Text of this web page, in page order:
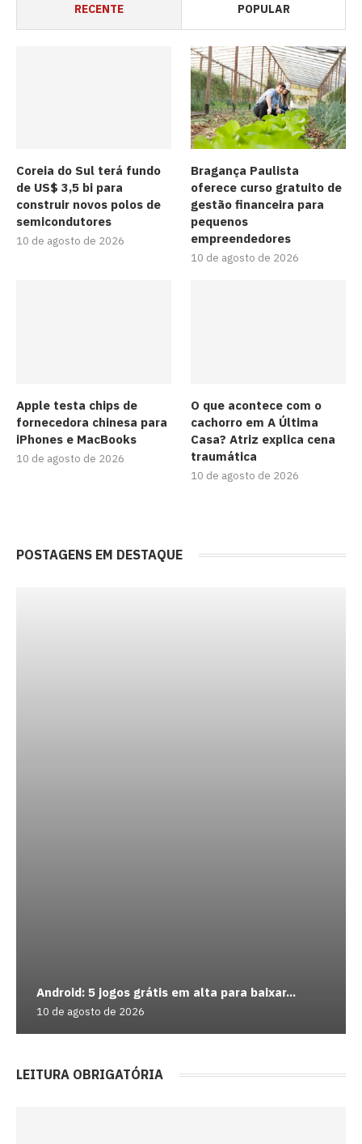
RECENTE POPULAR
Coreia do Sul terá fundo
de US$ 3,5 bi para
construir novos polos de
semicondutores
10 de agosto de 2026
Bragança Paulista
oferece curso gratuito de
gestão financeira para
pequenos
empreendedores
10 de agosto de 2026
Apple testa chips de
fornecedora chinesa para
iPhones e MacBooks
10 de agosto de 2026
O que acontece com o
cachorro em A Última
Casa? Atriz explica cena
traumática
10 de agosto de 2026
POSTAGENS EM DESTAQUE
Android: 5 jogos grátis em alta para baixar...
10 de agosto de 2026
LEITURA OBRIGATÓRIA